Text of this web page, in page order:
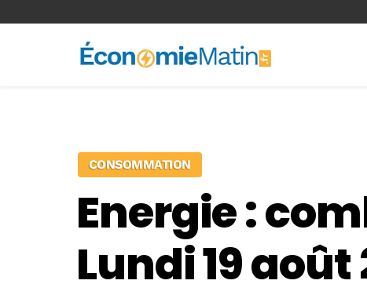
CONSOMMATION
Energie :
Lundi 19 août